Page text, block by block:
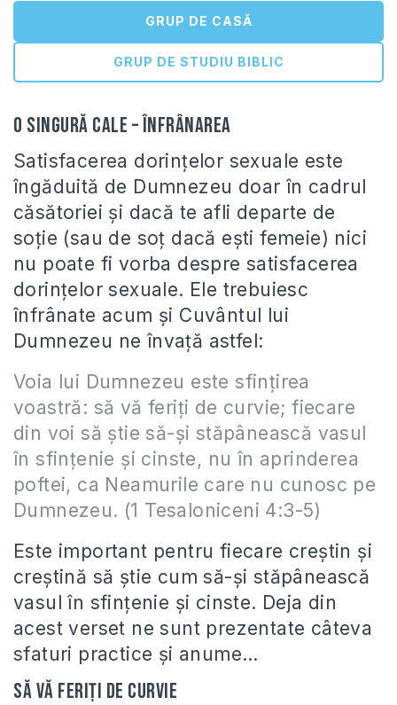
GRUP DE CASĂ
GRUP DE STUDIU BIBLIC
O singură cale – înfrânarea
Satisfacerea dorinţelor sexuale este
îngăduită de Dumnezeu doar în cadrul
căsătoriei şi dacă te afli departe de
soţie (sau de soţ dacă eşti femeie) nici
nu poate fi vorba despre satisfacerea
dorinţelor sexuale. Ele trebuiesc
înfrânate acum şi Cuvântul lui
Dumnezeu ne învaţă astfel:
Voia lui Dumnezeu este sfinţirea
voastră: să vă feriţi de curvie; fiecare
din voi să ştie să-şi stăpânească vasul
în sfinţenie şi cinste, nu în aprinderea
poftei, ca Neamurile care nu cunosc pe
Dumnezeu. (1 Tesaloniceni 4:3-5)
Este important pentru fiecare creştin şi
creştină să ştie cum să-şi stăpânească
vasul în sfinţenie şi cinste. Deja din
acest verset ne sunt prezentate câteva
sfaturi practice şi anume…
Să vă feriţi de curvie